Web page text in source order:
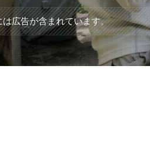
広告が含まれています。